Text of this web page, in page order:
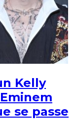
Kelly
se passe